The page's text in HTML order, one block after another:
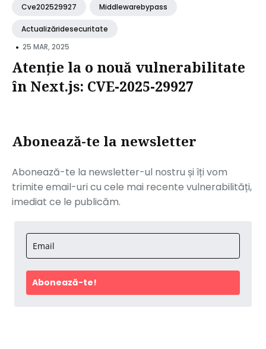
Cve202529927 Middlewarebypass
Actualizăridesecuritate
• 25 MAR, 2025
Atenție la o nouă vulnerabilitate
în Next.js: CVE-2025-29927
Abonează-te la newsletter
Abonează-te la newsletter-ul nostru și îți vom
trimite email-uri cu cele mai recente vulnerabilități,
imediat ce le publicăm.
Abonează-te!